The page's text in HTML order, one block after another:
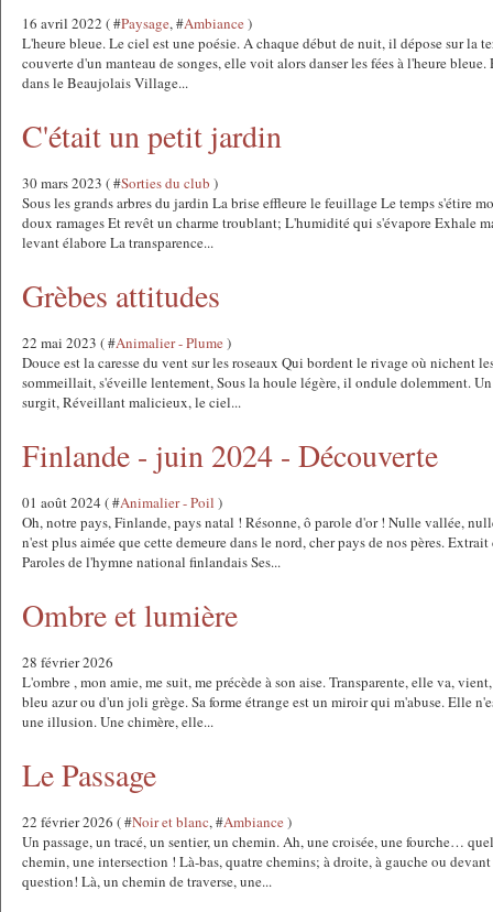
16 avril 2022 ( #Paysage, #Ambiance)
L'heure bleue. Le ciel est une poésie. A chaque début de nuit, il dépose sur la
couverte d'un manteau de songes, elle voit alors danser les fées à l'heure
dans le Beaujolais Village...
C'était un petit jardin
30 mars 2023 ( #Sorties du club )
Sous les grands arbres du jardin La brise effleure le feuillage Le temps s'étire
doux ramages Et revêt un charme troublant; L'humidité qui s'évapore Exhale
levant élabore La transparence...
Grèbes attitudes
22 mai 2023 ( #Animalier - Plume)
Douce est la caresse du vent sur les roseaux Qui bordent le rivage où nichent
sommeillait, s'éveille lentement, Sous la houle légère, il ondule dolemment.
surgit, Réveillant malicieux, le ciel...
Finlande - juin 2024 - Découverte
01 août 2024 ( #Animalier - Poil )
Oh, notre pays, Finlande, pays natal ! Résonne, ô parole d'or ! Nulle vallée,
n'est plus aimée que cette demeure dans le nord, cher pays de nos pères.
Paroles de l'hymne national finlandais Ses...
Ombre et lumière
28 février 2026
L'ombre , mon amie, me suit, me précède à son aise. Transparente, elle va,
bleu azur ou d'un joli grège. Sa forme étrange est un miroir qui m'abuse. Elle
une illusion. Une chimère, elle...
Le Passage
22 février 2026 ( #Noir et blanc, #Ambiance)
Un passage, un tracé, un sentier, un chemin. Ah, une croisée, une fourche…
chemin, une intersection ! Là-bas, quatre chemins; à droite, à gauche ou
question! Là, un chemin de traverse, une...